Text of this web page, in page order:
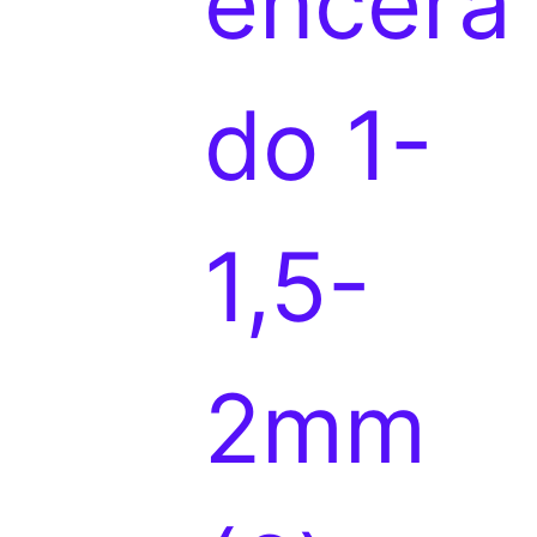
r
o
d
do 1-
1,5-
2mm